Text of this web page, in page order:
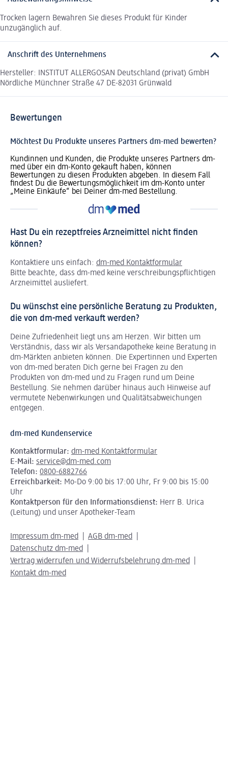
Trocken lagern Bewahren Sie dieses Produkt für Kinder
unzugänglich auf.
Anschrift des Unternehmens
Hersteller: INSTITUT ALLERGOSAN Deutschland (privat) GmbH
Nördliche Münchner Straße 47 DE-82031 Grünwald
Bewertungen
Möchtest Du Produkte unseres Partners dm-med bewerten?
Kundinnen und Kunden, die Produkte unseres Partners dm-
med über ein dm-Konto gekauft haben, können
Bewertungen zu diesen Produkten abgeben. In diesem Fall
findest Du die Bewertungsmöglichkeit im dm-Konto unter
„Meine Einkäufe“ bei Deiner dm-med Bestellung.
Hast Du ein rezeptfreies Arzneimittel nicht finden
können?
Kontaktiere uns einfach: dm-med Kontaktformular
Bitte beachte, dass dm-med keine verschreibungspflichtigen
Arzneimittel ausliefert.
Du wünschst eine persönliche Beratung zu Produkten,
die von dm-med verkauft werden?
Deine Zufriedenheit liegt uns am Herzen. Wir bitten um
Verständnis, dass wir als Versandapotheke keine Beratung in
dm-Märkten anbieten können. Die Expertinnen und Experten
von dm-med beraten Dich gerne bei Fragen zu den
Produkten von dm-med und zu Fragen rund um Deine
Bestellung. Sie nehmen darüber hinaus auch Hinweise auf
vermutete Nebenwirkungen und Qualitätsabweichungen
entgegen.
dm-med Kundenservice
Kontaktformular: dm-med Kontaktformular
E-Mail: service@dm-med.com
Telefon: 0800-6882766
Erreichbarkeit: Mo-Do 9:00 bis 17:00 Uhr, Fr 9:00 bis 15:00
Uhr
Kontaktperson für den Informationsdienst: Herr B. Urica
(Leitung) und unser Apotheker-Team
Impressum dm-med
AGB dm-med
Datenschutz dm-med
Vertrag widerrufen und Widerrufsbelehrung dm-med
Kontakt dm-med